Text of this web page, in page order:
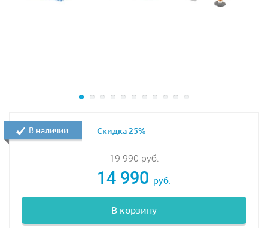
19 990руб.
14 990 руб.
В корзину
В наличии Скидка 25%